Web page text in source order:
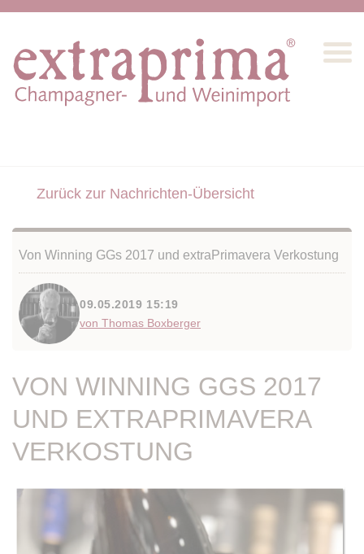
Zurück zur Nachrichten-Übersicht
Von Winning GGs 2017 und extraPrimavera Verkostung
09.05.2019 15:19
von Thomas Boxberger
VON WINNING GGS 2017
UND EXTRAPRIMAVERA
VERKOSTUNG